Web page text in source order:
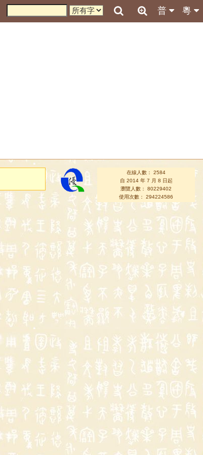
粵
普
在線人數： 2584
自 2014 年 7 月 8 日起
瀏覽人數： 80229402
使用次數： 294224586